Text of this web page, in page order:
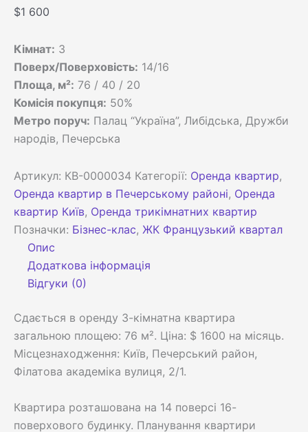
$1 600
Кімнат: 3
Поверх/Поверховість: 14/16
Площа, м²: 76 / 40 / 20
Комісія покупця: 50%
Метро поруч: Палац “Україна”, Либідська, Дружби
народів, Печерська
Артикул: КВ-0000034 Категорії: Оренда квартир,
Оренда квартир в Печерському районі, Оренда
квартир Київ, Оренда трикімнатних квартир
Позначки: Бізнес-клас, ЖК Французький квартал
Опис
Додаткова інформація
Відгуки (0)
Сдається в оренду 3-кімнатна квартира
загальною площею: 76 м². Ціна: $ 1600 на місяць.
Місцезнаходження: Київ, Печерський район,
Філатова академіка вулиця, 2/1.
Квартира розташована на 14 поверсі 16-
поверхового будинку. Планування квартири